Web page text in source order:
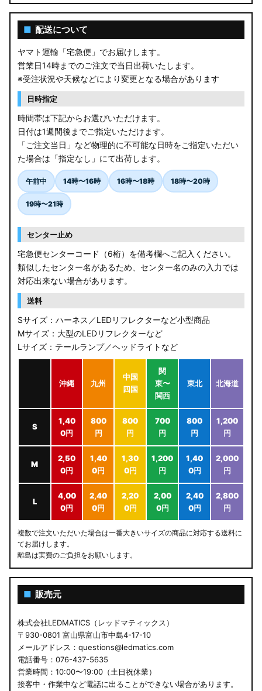
■ 配送について
ヤマト運輸「宅急便」でお届けします。
営業日14時までのご注文で当日出荷いたします。
※受注状況や天候などにより変更となる場合があります
日時指定
時間帯は下記からお選びいただけます。
日付は1週間後までご指定いただけます。
「ご注文当日」など物理的に不可能な日時をご指定いただい
た場合は「指定なし」にて出荷します。
午前中 14時〜16時 16時〜18時 18時〜20時
19時〜21時
センター止め
宅急便センターコード（6桁）を備考欄へご記入ください。
類似したセンター名があるため、センター名のみの入力では
対応出来ない場合があります。
送料
Sサイズ：ハーネス／LEDリフレクターなど小型商品
Mサイズ：大型のLEDリフレクターなど
Lサイズ：テールランプ／ヘッドライトなど
沖縄 九州
中国
四国
関
東〜
関西
東北 北海道
S
1,40
0円
800
円
800
円
700
円
800
円
1,200
円
M
2,50
0円
1,40
0円
1,30
0円
1,200
円
1,40
0円
2,000
円
L
4,00
0円
2,40
0円
2,20
0円
2,00
0円
2,40
0円
2,800
円
複数で注文いただいた場合は一番大きいサイズの商品に対応する送料に
てお届けします。
離島は実費のご負担をお願いします。
■ 販売元
株式会社LEDMATICS（レッドマティックス）
〒930-0801 富山県富山市中島4-17-10
メールアドレス：questions@ledmatics.com
電話番号：076-437-5635
営業時間：10:00〜19:00（土日祝休業）
接客中・作業中など電話に出ることができない場合があります。